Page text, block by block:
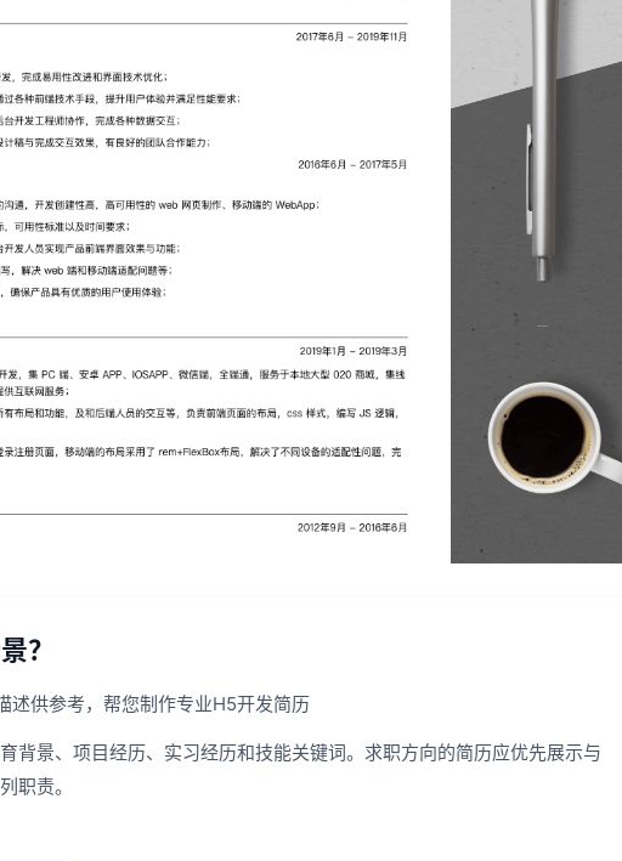
？
述供参考，帮您制作专业H5开发简历
背景、项目经历、实习经历和技能关键词。求职方向的简历应优先展示与
职责。